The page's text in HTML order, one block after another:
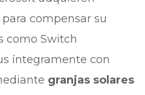
compensar su
como Switch
íntegramente con
granjas solares